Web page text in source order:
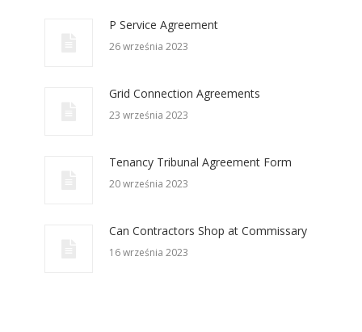
P Service Agreement
26 września 2023
Grid Connection Agreements
23 września 2023
Tenancy Tribunal Agreement Form
20 września 2023
Can Contractors Shop at Commissary
16 września 2023